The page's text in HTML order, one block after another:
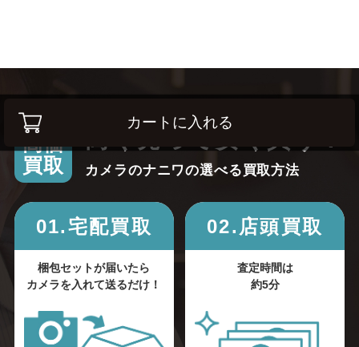
カートに入れる
高価
買取
カメラのナニワの選べる買取方法
01.宅配買取
梱包セットが届いたら
カメラを入れて送るだけ！
02.店頭買取
査定時間は
約5分